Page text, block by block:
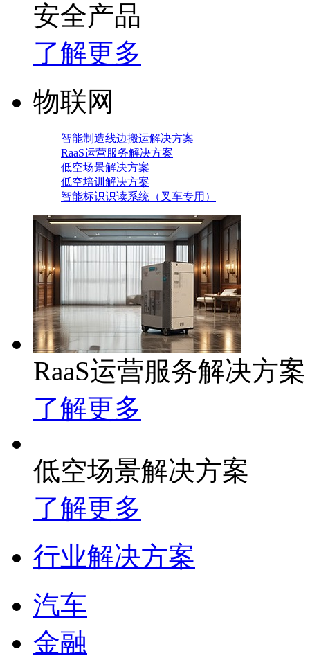
安全产品
了解更多
物联网
智能制造线边搬运解决方案
RaaS运营服务解决方案
低空场景解决方案
低空培训解决方案
智能标识识读系统（叉车专用）
RaaS运营服务解决方案
了解更多
低空场景解决方案
了解更多
行业解决方案
汽车
金融